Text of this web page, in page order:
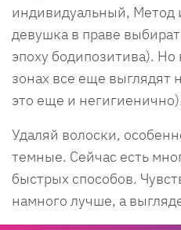
индивидуальный, Метод
девушка в праве
эпоху бодипозитива).
зонах все еще выглядят
это еще и негигиенично).
Удаляй волоски,
темные. Сейчас есть
быстрых способов.
намного лучше, а